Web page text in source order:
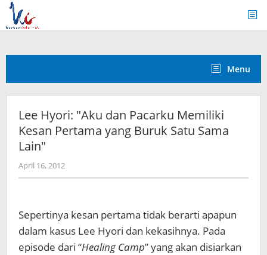
Skip
content
Menu
Lee Hyori: "Aku dan Pacarku Memiliki
Kesan Pertama yang Buruk Satu Sama
Lain"
April 16, 2012by
Koreanindo
Sepertinya kesan pertama tidak berarti apapun
dalam kasus Lee Hyori dan kekasihnya. Pada
episode dari “Healing Camp” yang akan disiarkan